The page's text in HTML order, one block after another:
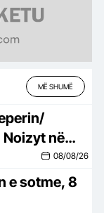
MË SHUMË
Noizyt në
08/08/26
e sotme, 8